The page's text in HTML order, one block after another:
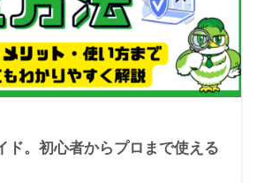
ド。初心者からプロまで使える